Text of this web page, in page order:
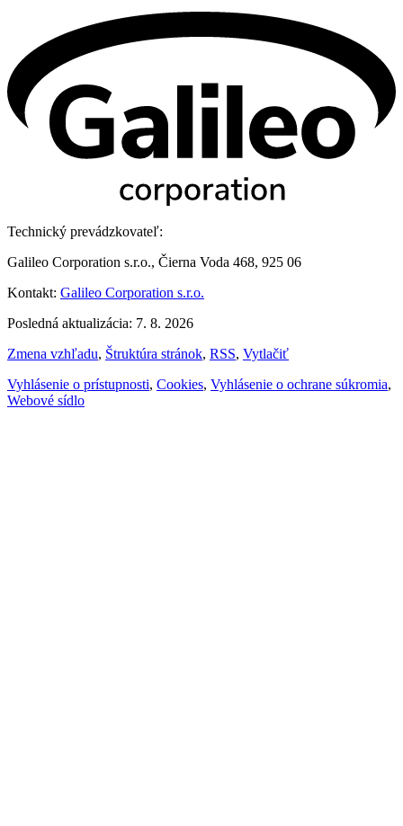
Technický prevádzkovateľ:
Galileo Corporation s.r.o., Čierna Voda 468, 925 06
Kontakt: Galileo Corporation s.r.o.
Posledná aktualizácia: 7. 8. 2026
Zmena vzhľadu, Štruktúra stránok, RSS, Vytlačiť
Vyhlásenie o prístupnosti, Cookies, Vyhlásenie o ochrane súkromia,
Webové sídlo